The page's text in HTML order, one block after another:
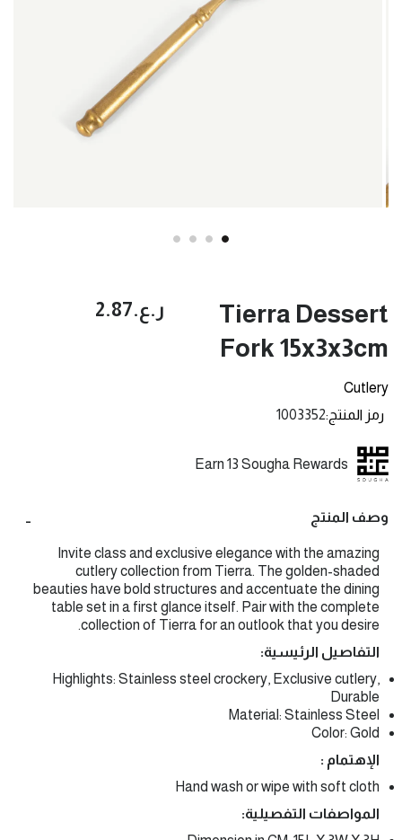
Tierra Dessert
Fork 15x3x3cm
Cutlery
رمز المنتج 1003352
ر.ع.‏2.87
Earn 13 Sougha Rewards
وصف المنتج
Invite class and exclusive elegance with the amazing
cutlery collection from Tierra. The golden-shaded
beauties have bold structures and accentuate the dining
table set in a first glance itself. Pair with the complete
collection of Tierra for an outlook that you desire.
التفاصيل الرئيسية:
Highlights: Stainless steel crockery, Exclusive cutlery,
Durable
Material: Stainless Steel
Color: Gold
الإهتمام :
Hand wash or wipe with soft cloth
المواصفات التفصيلية: